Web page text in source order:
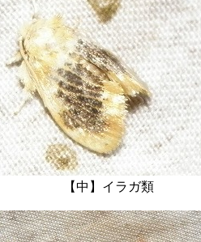
類 【中】イラ